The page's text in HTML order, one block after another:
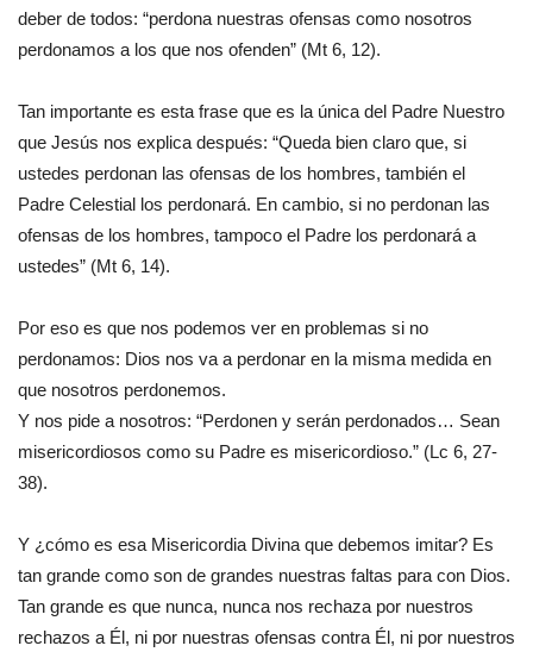
deber de todos: “perdona nuestras ofensas como nosotros
perdonamos a los que nos ofenden” (Mt 6, 12).
Tan importante es esta frase que es la única del Padre Nuestro
que Jesús nos explica después: “Queda bien claro que, si
ustedes perdonan las ofensas de los hombres, también el
Padre Celestial los perdonará. En cambio, si no perdonan las
ofensas de los hombres, tampoco el Padre los perdonará a
ustedes” (Mt 6, 14).
Por eso es que nos podemos ver en problemas si no
perdonamos: Dios nos va a perdonar en la misma medida en
que nosotros perdonemos.
Y nos pide a nosotros: “Perdonen y serán perdonados… Sean
misericordiosos como su Padre es misericordioso.” (Lc 6, 27-
38).
Y ¿cómo es esa Misericordia Divina que debemos imitar? Es
tan grande como son de grandes nuestras faltas para con Dios.
Tan grande es que nunca, nunca nos rechaza por nuestros
rechazos a Él, ni por nuestras ofensas contra Él, ni por nuestros